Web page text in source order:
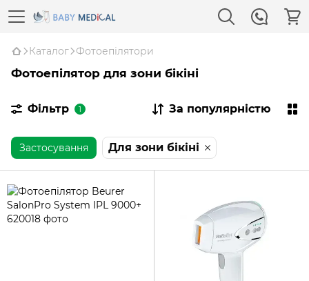
Каталог Фотоепілятори
Фотоепілятор для зони бікіні
Фільтр 1 За популярністю
Застосування Для зони бікіні